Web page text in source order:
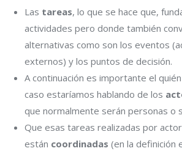
Las tareas, lo que se hace que,
actividades pero donde también
alternativas como son los eventos
externos) y los puntos de decisión.
A continuación es importante el
caso estaríamos hablando de los
que normalmente serán personas o
Que esas tareas realizadas por
están coordinadas (en la definición